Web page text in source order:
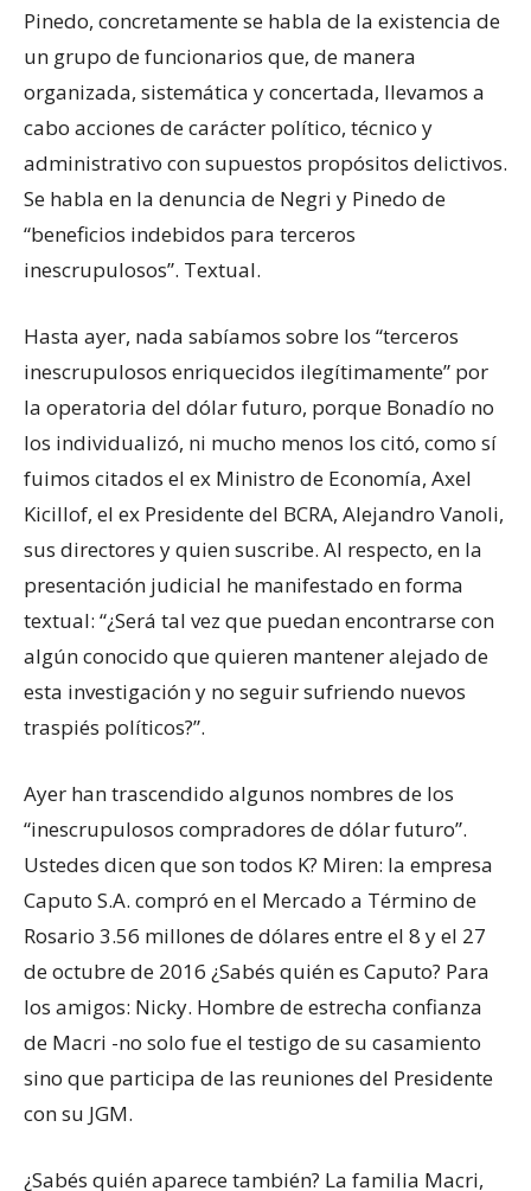
Pinedo, concretamente se habla de la existencia de
un grupo de funcionarios que, de manera
organizada, sistemática y concertada, llevamos a
cabo acciones de carácter político, técnico y
administrativo con supuestos propósitos delictivos.
Se habla en la denuncia de Negri y Pinedo de
“beneficios indebidos para terceros
inescrupulosos”. Textual.
Hasta ayer, nada sabíamos sobre los “terceros
inescrupulosos enriquecidos ilegítimamente” por
la operatoria del dólar futuro, porque Bonadío no
los individualizó, ni mucho menos los citó, como sí
fuimos citados el ex Ministro de Economía, Axel
Kicillof, el ex Presidente del BCRA, Alejandro Vanoli,
sus directores y quien suscribe. Al respecto, en la
presentación judicial he manifestado en forma
textual: “¿Será tal vez que puedan encontrarse con
algún conocido que quieren mantener alejado de
esta investigación y no seguir sufriendo nuevos
traspiés políticos?”.
Ayer han trascendido algunos nombres de los
“inescrupulosos compradores de dólar futuro”.
Ustedes dicen que son todos K? Miren: la empresa
Caputo S.A. compró en el Mercado a Término de
Rosario 3.56 millones de dólares entre el 8 y el 27
de octubre de 2016 ¿Sabés quién es Caputo? Para
los amigos: Nicky. Hombre de estrecha confianza
de Macri -no solo fue el testigo de su casamiento
sino que participa de las reuniones del Presidente
con su JGM.
¿Sabés quién aparece también? La familia Macri,